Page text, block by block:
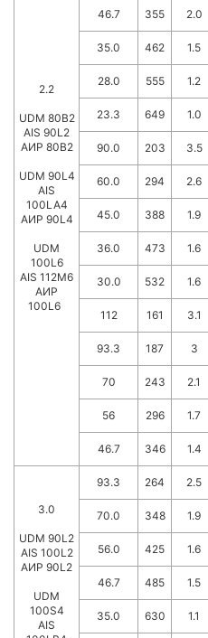
2.2
UDM 80B2
AIS 90L2
АИР 80B2
UDM 90L4
AIS
100LA4
АИР 90L4
UDM
100L6
AIS 112M6
АИР
100L6
46.7 355 2.0
35.0 462 1.5
28.0 555 1.2
23.3 649 1.0
90.0 203 3.5
60.0 294 2.6
45.0 388 1.9
36.0 473 1.6
30.0 532 1.6
112 161 3.1
93.3 187 3
70 243 2.1
56 296 1.7
46.7 346 1.4
3.0
UDM 90L2
AIS 100L2
АИР 90L2
UDM
100S4
AIS
93.3 264 2.5
70.0 348 1.9
56.0 425 1.6
46.7 485 1.5
35.0 630 1.1